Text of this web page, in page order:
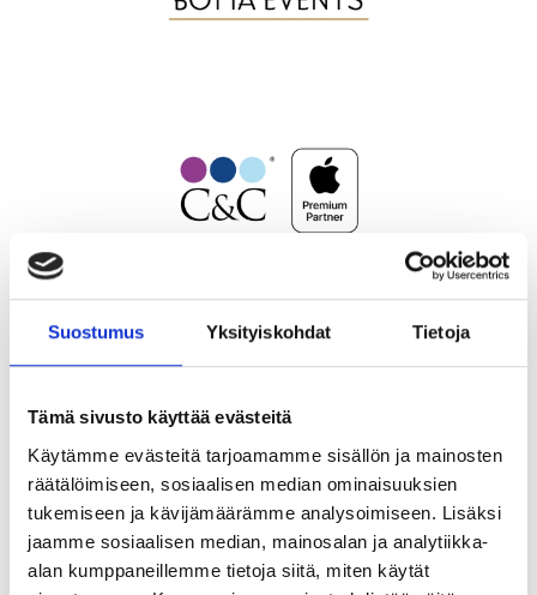
Suostumus Yksityiskohdat Tietoja
Tämä sivusto käyttää evästeitä
Käytämme evästeitä tarjoamamme sisällön ja mainosten
räätälöimiseen, sosiaalisen median ominaisuuksien
tukemiseen ja kävijämäärämme analysoimiseen. Lisäksi
jaamme sosiaalisen median, mainosalan ja analytiikka-
alan kumppaneillemme tietoja siitä, miten käytät